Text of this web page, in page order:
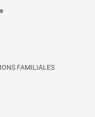
FAMILIALES